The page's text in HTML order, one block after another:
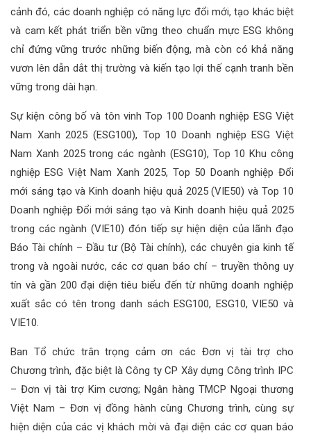
cảnh đó, các doanh nghiệp có năng lực đổi mới, tạo khác biệt
và cam kết phát triển bền vững theo chuẩn mực ESG không
chỉ đứng vững trước những biến động, mà còn có khả năng
vươn lên dẫn dắt thị trường và kiến tạo lợi thế cạnh tranh bền
vững trong dài hạn.
Sự kiện công bố và tôn vinh Top 100 Doanh nghiệp ESG Việt
Nam Xanh 2025 (ESG100), Top 10 Doanh nghiệp ESG Việt
Nam Xanh 2025 trong các ngành (ESG10), Top 10 Khu công
nghiệp ESG Việt Nam Xanh 2025, Top 50 Doanh nghiệp Đổi
mới sáng tạo và Kinh doanh hiệu quả 2025 (VIE50) và Top 10
Doanh nghiệp Đổi mới sáng tạo và Kinh doanh hiệu quả 2025
trong các ngành (VIE10) đón tiếp sự hiện diện của lãnh đạo
Báo Tài chính – Đầu tư (Bộ Tài chính), các chuyên gia kinh tế
trong và ngoài nước, các cơ quan báo chí – truyền thông uy
tín và gần 200 đại diện tiêu biểu đến từ những doanh nghiệp
xuất sắc có tên trong danh sách ESG100, ESG10, VIE50 và
VIE10.
Ban Tổ chức trân trọng cảm ơn các Đơn vị tài trợ cho
Chương trình, đặc biệt là Công ty CP Xây dựng Công trình IPC
– Đơn vị tài trợ Kim cương; Ngân hàng TMCP Ngoại thương
Việt Nam – Đơn vị đồng hành cùng Chương trình, cùng sự
hiện diện của các vị khách mời và đại diện các cơ quan báo